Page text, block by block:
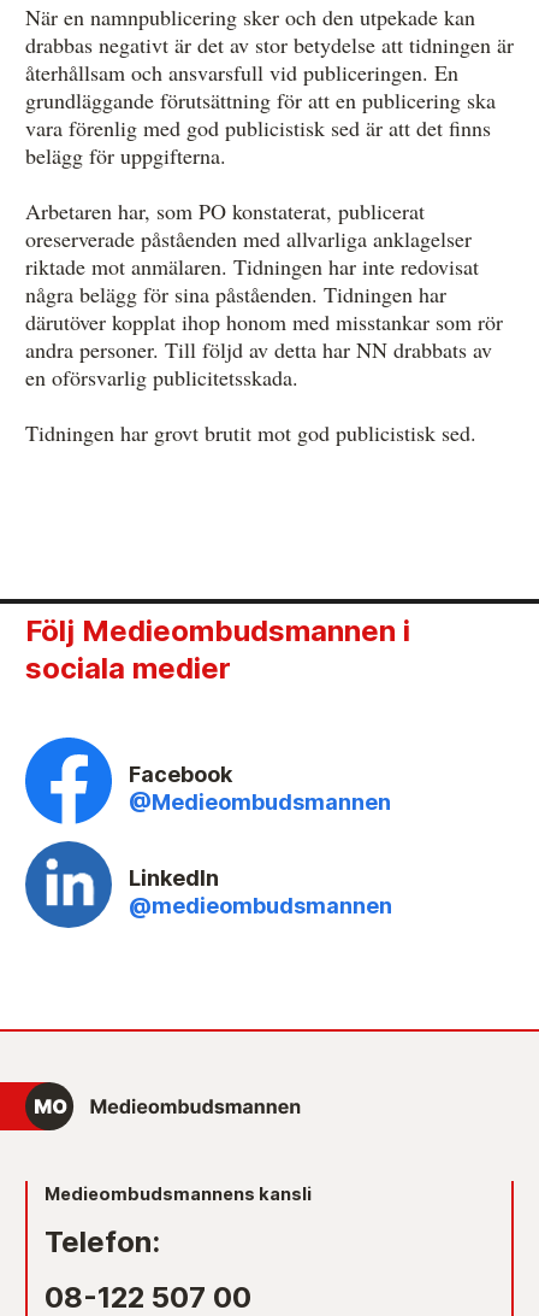
När en namnpublicering sker och den utpekade kan
drabbas negativt är det av stor betydelse att tidningen är
återhållsam och ansvarsfull vid publiceringen. En
grundläggande förutsättning för att en publicering ska
vara förenlig med god publicistisk sed är att det finns
belägg för uppgifterna.
Arbetaren har, som PO konstaterat, publicerat
oreserverade påståenden med allvarliga anklagelser
riktade mot anmälaren. Tidningen har inte redovisat
några belägg för sina påståenden. Tidningen har
därutöver kopplat ihop honom med misstankar som rör
andra personer. Till följd av detta har NN drabbats av
en oförsvarlig publicitetsskada.
Tidningen har grovt brutit mot god publicistisk sed.
Följ Medieombudsmannen i
sociala medier
Facebook
@Medieombudsmannen
LinkedIn
@medieombudsmannen
Medieombudsmannens kansli
Telefon:
08-122 507 00